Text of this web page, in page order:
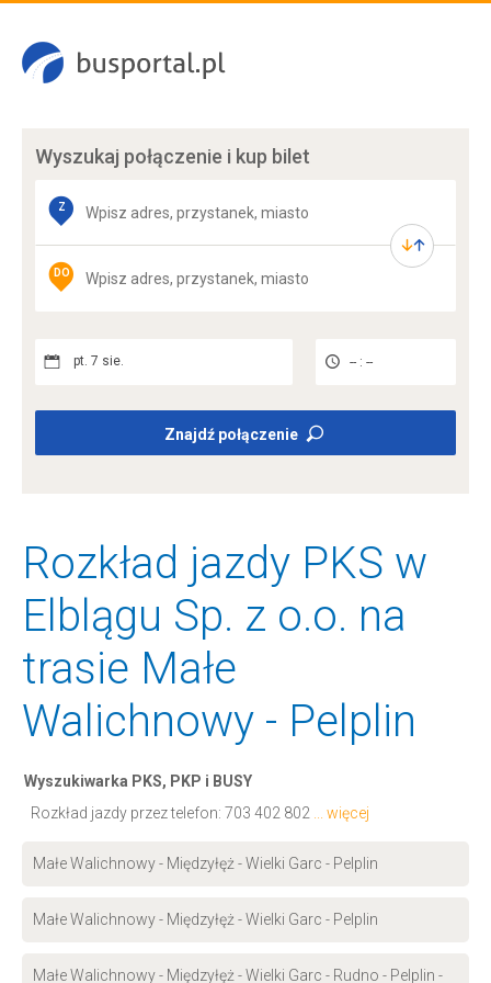
Wyszukaj połączenie i kup bilet
Z
DO
pt. 7 sie. -- : --
Znajdź połączenie
Rozkład jazdy PKS w
Elblągu Sp. z o.o. na
trasie Małe
Walichnowy - Pelplin
Wyszukiwarka PKS, PKP i BUSY
Rozkład jazdy przez telefon: 703 402 802 ... więcej
Małe Walichnowy - Międzyłęż - Wielki Garc - Pelplin
Małe Walichnowy - Międzyłęż - Wielki Garc - Pelplin
Małe Walichnowy - Międzyłęż - Wielki Garc - Rudno - Pelplin -